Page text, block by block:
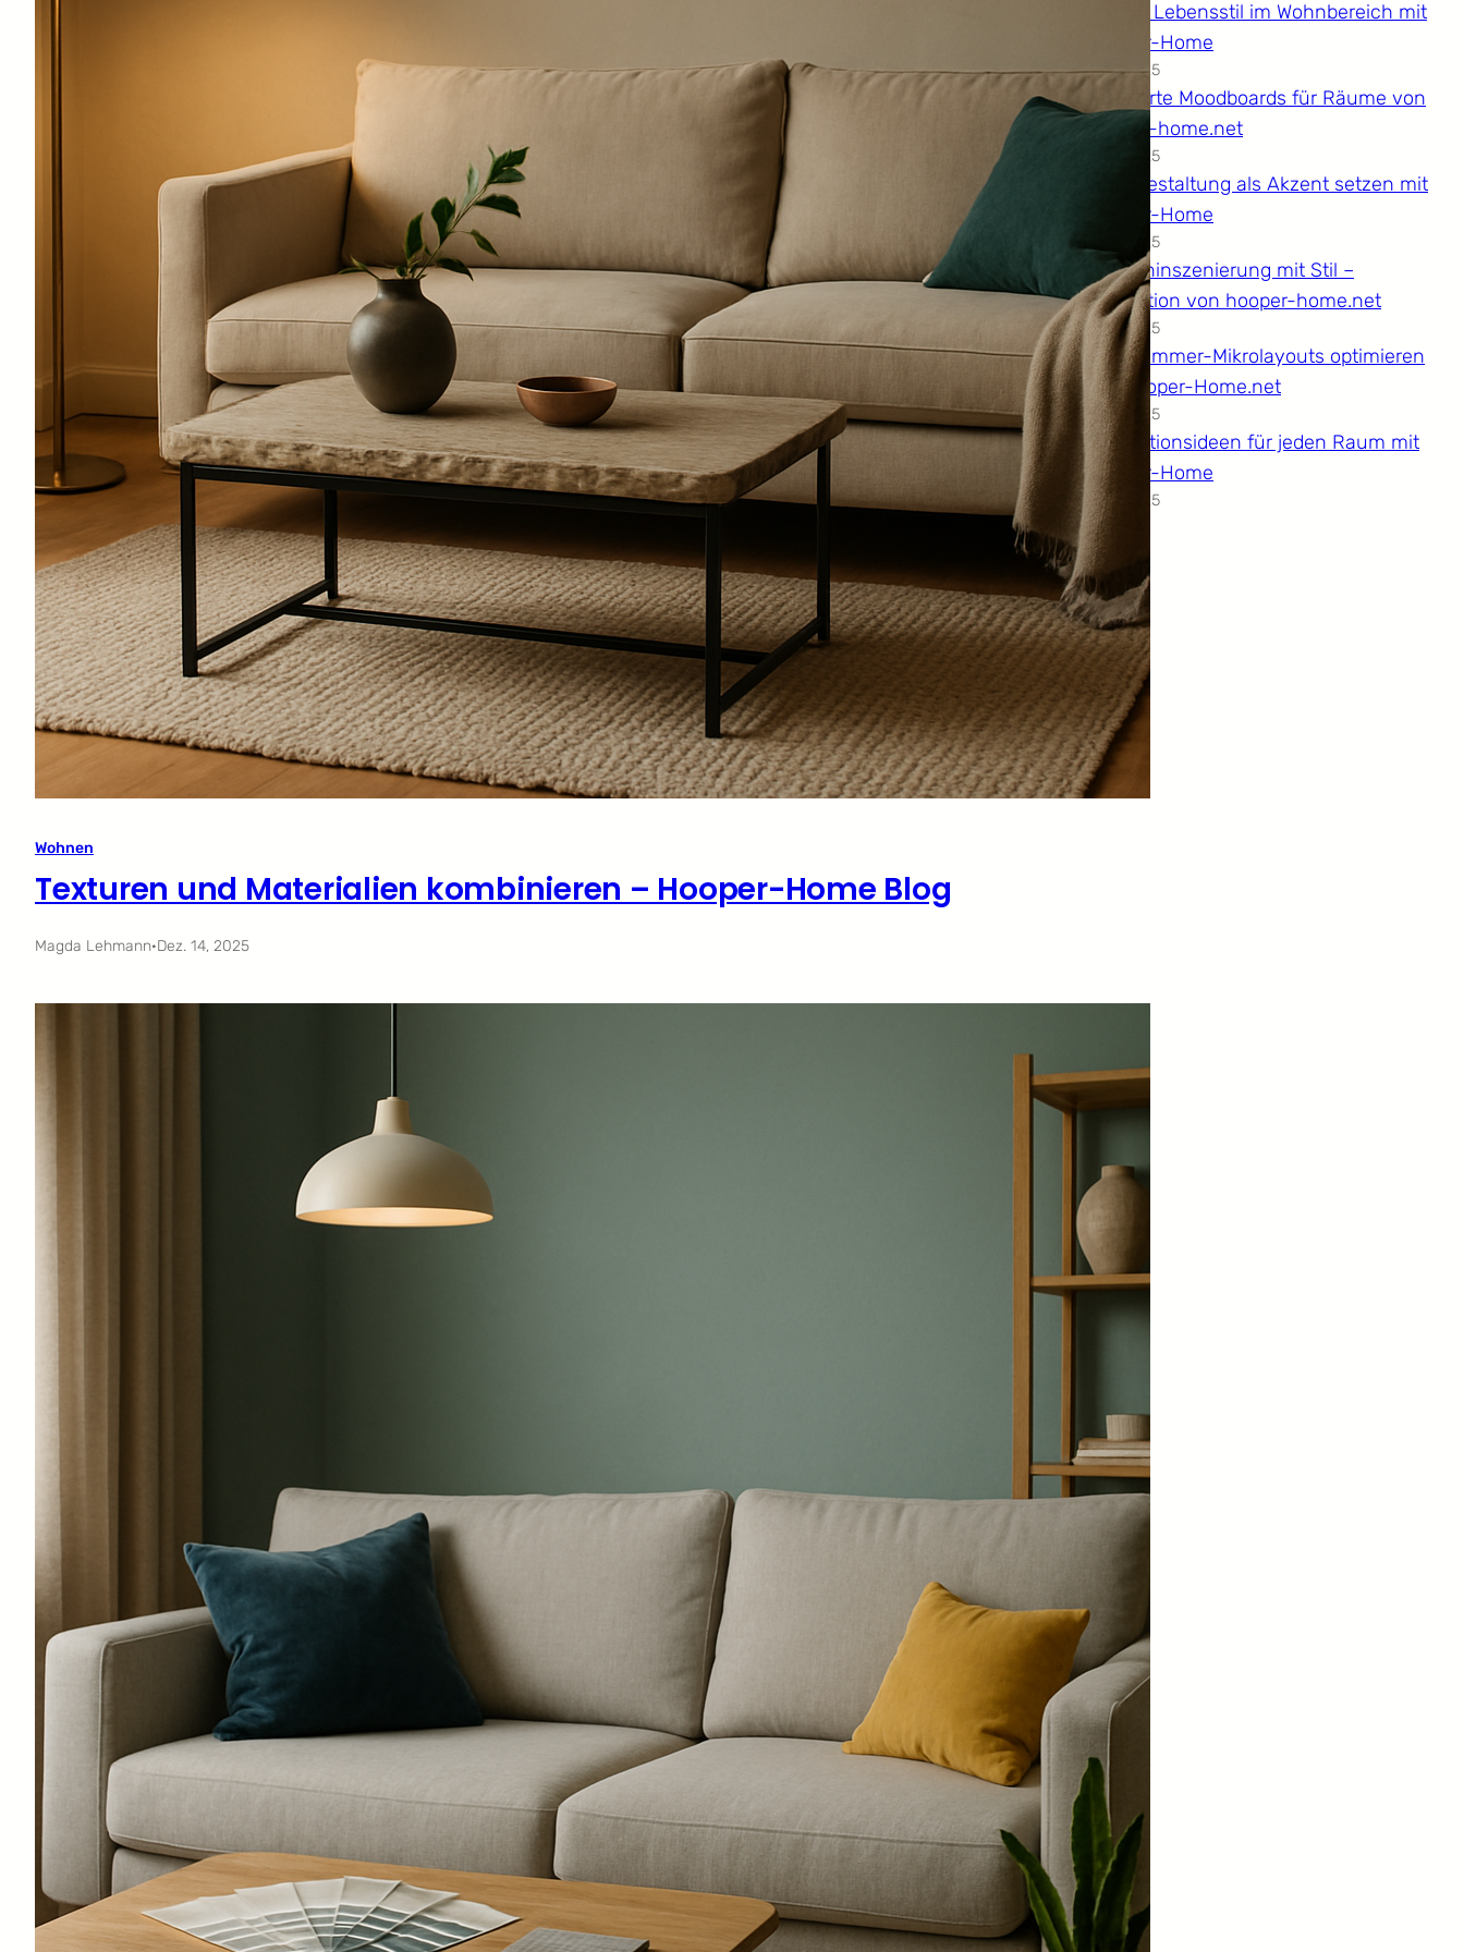
Wohnen
Texturen und Materialien kombinieren – Hooper-Home Blog
Magda Lehmann·Dez. 14, 2025
Grüner Lebensstil im Wohnbereich mit
Hooper-Home
14.12.2025
Kuratierte Moodboards für Räume von
hooper-home.net
14.12.2025
Wandgestaltung als Akzent setzen mit
Hooper-Home
14.12.2025
Kücheninszenierung mit Stil –
Inspiration von hooper-home.net
14.12.2025
Wohnzimmer-Mikrolayouts optimieren
mit Hooper-Home.net
14.12.2025
Dekorationsideen für jeden Raum mit
Hooper-Home
14.12.2025